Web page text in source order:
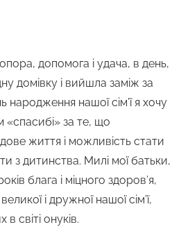
допомога і удача, в день,
домівку і вийшла заміж за
народження нашої сім’ї я хочу
«спасибі» за те, що
життя і можливість стати
з дитинства. Милі мої батьки,
блага і міцного здоров’я,
і дружної нашої сім’ї,
світі онуків.